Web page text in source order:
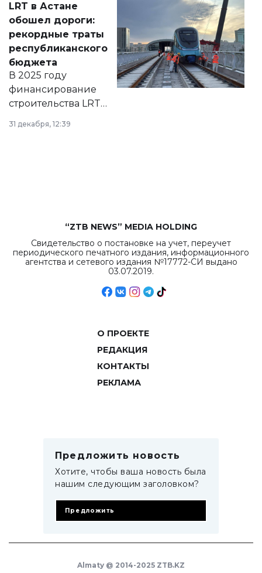
документ
появился в базе
нормативных
правовых актов и
на сайте маслихат
города.
LRT в Астане
обошел дороги:
рекордные траты
республиканского
бюджета
В 2025 году
финансирование
строительства LRT
в Астане из
республиканского
31 декабря, 12:39
“ZTB NEWS” MEDIA HOLDING
Свидетельство о постановке на учет, переучет
периодического печатного издания, информационного
агентства и сетевого издания №17772-СИ выдано
03.07.2019.
О ПРОЕКТЕ
РЕДАКЦИЯ
КОНТАКТЫ
РЕКЛАМА
Предложить новость
Хотите, чтобы ваша новость была
нашим следующим заголовком?
Предложить
Almaty @ 2014-2025 ZTB.KZ